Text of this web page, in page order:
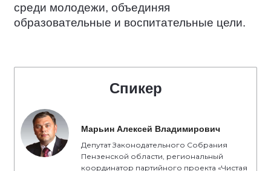
среди молодежи, объединяя
образовательные и воспитательные цели.
Спикер
Марьин Алексей Владимирович
Депутат Законодательного Собрания
Пензенской области, региональный
координатор партийного проекта «Чистая